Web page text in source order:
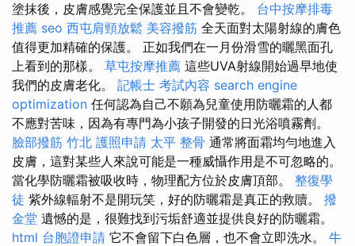
塗抹後，皮膚感覺完全保護並且不會變乾。 台中按摩排毒
推薦 seo 西屯肩頸放鬆 美容撥筋 全天面對太陽射線的膚色
值得更加精確的保護。 正如我們在一月份滑雪的曬黑面孔
上看到的那樣。 草屯按摩推薦 這些UVA射線開始過早地使
我們的皮膚老化。 記帳士 考試內容 search engine
optimization 任何認為自己不願為兒童使用防曬霜的人都
不應對苦味，因為有專門為小孩子開發的日光浴噴霧劑。
臉部撥筋 竹北 護照申請 太平 整骨 通常將面霜均勻地進入
皮膚，這對某些人來說可能是一種威懾作用是不可忽略的。
當化學防曬霜被吸收時，物理配方位於皮膚頂部。 整復學
徒 紫外線輻射不是開玩笑，好的防曬霜是真正的救贖。 撥
金堂 遺憾的是，很難找到污垢舒適並提供良好的防曬霜。
html 台胞證申請 它不會留下白色層，也不會立即洗水。 牛